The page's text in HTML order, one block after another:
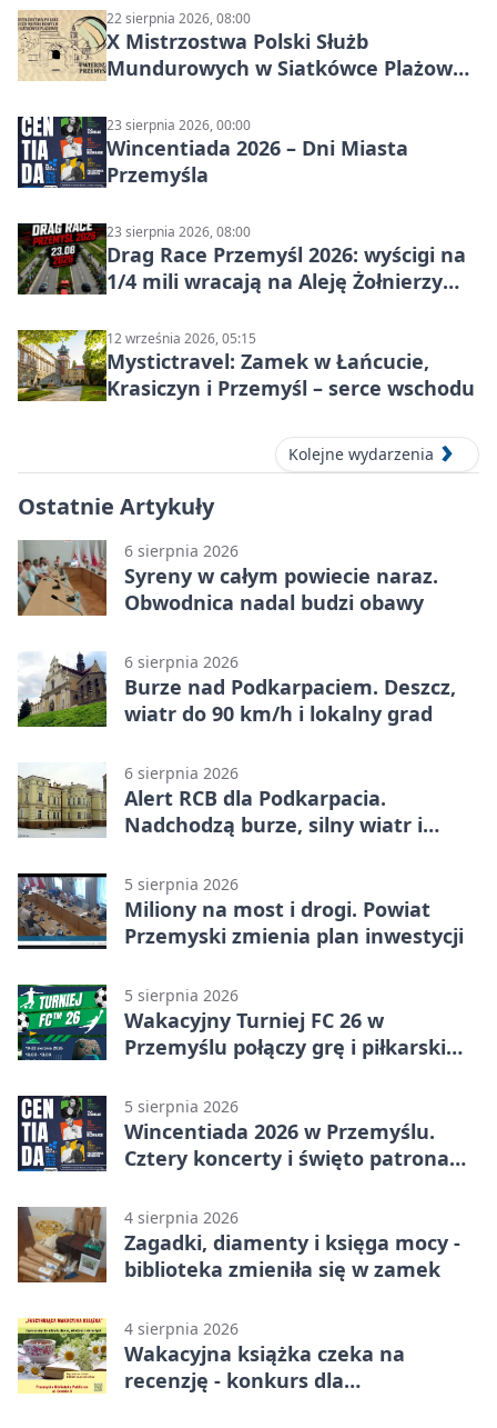
22 sierpnia 2026, 08:00
X Mistrzostwa Polski Służb
Mundurowych w Siatkówce Plażowej
23 sierpnia 2026, 00:00
Wincentiada 2026 – Dni Miasta
Przemyśla
23 sierpnia 2026, 08:00
Drag Race Przemyśl 2026: wyścigi na
1/4 mili wracają na Aleję Żołnierzy
12 września 2026, 05:15
Mystictravel: Zamek w Łańcucie,
Krasiczyn i Przemyśl – serce wschodu
Kolejne wydarzenia
Ostatnie Artykuły
6 sierpnia 2026
Syreny w całym powiecie naraz.
Obwodnica nadal budzi obawy
6 sierpnia 2026
Burze nad Podkarpaciem. Deszcz,
wiatr do 90 km/h i lokalny grad
6 sierpnia 2026
Alert RCB dla Podkarpacia.
Nadchodzą burze, silny wiatr i
5 sierpnia 2026
Miliony na most i drogi. Powiat
Przemyski zmienia plan inwestycji
5 sierpnia 2026
Wakacyjny Turniej FC 26 w
Przemyślu połączy grę i piłkarski
5 sierpnia 2026
Wincentiada 2026 w Przemyślu.
Cztery koncerty i święto patrona
4 sierpnia 2026
Zagadki, diamenty i księga mocy -
biblioteka zmieniła się w zamek
4 sierpnia 2026
Wakacyjna książka czeka na
recenzję - konkurs dla